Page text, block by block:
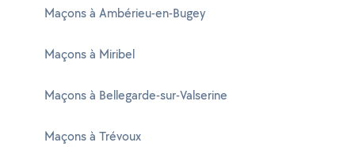
Maçons à Ambérieu-en-Bugey
Maçons à Miribel
Maçons à Bellegarde-sur-Valserine
Maçons à Trévoux